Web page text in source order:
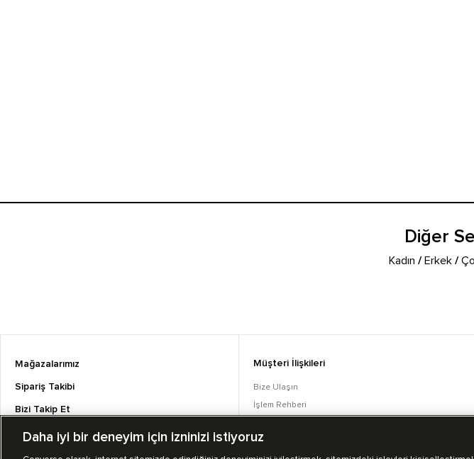
Diğer
Kadın /Erkek /
Mağazalarımız
Sipariş Takibi
Bizi Takip Et
Müşteri İlişkileri
Bize Ulaşın
İşlem Rehberi
Converse Coins
Daha iyi bir deneyim için izninizi istiyoruz